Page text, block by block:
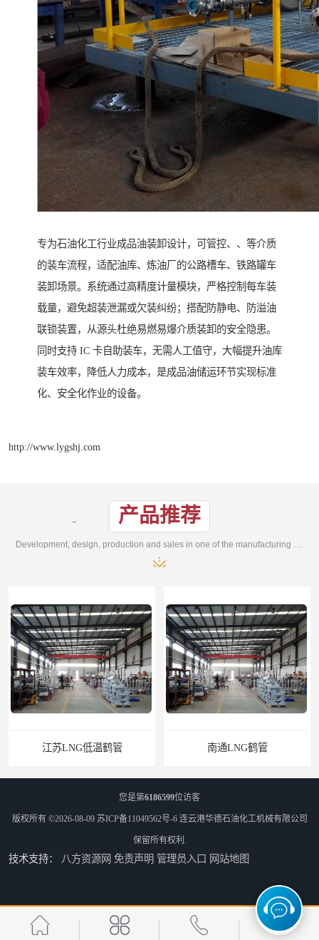
专为石油化工行业成品油装卸设计，可管控、、等介质
的装车流程，适配油库、炼油厂的公路槽车、铁路罐车
装卸场景。系统通过高精度计量模块，严格控制每车装
载量，避免超装泄漏或欠装纠纷；搭配防静电、防溢油
联锁装置，从源头杜绝易燃易爆介质装卸的安全隐患。
同时支持 IC 卡自助装车，无需人工值守，大幅提升油库
装车效率，降低人力成本，是成品油储运环节实现标准
化、安全化作业的设备。
http://www.lygshj.com
产品推荐
江苏LNG低温鹤管 南通LNG鹤管
江苏LNG鹤管 太原船用臂厂家
您是第6186599位访客
版权所有 ©2026-08-09 苏ICP备11049562号-6 连云港华德石油化工机械有限公司
保留所有权利.
技术支持： 八方资源网 免责声明 管理员入口 网站地图